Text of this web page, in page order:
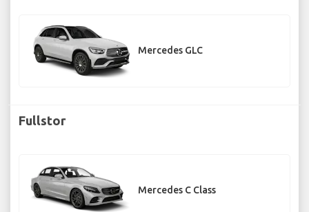
Mercedes GLC
Fullstor
Mercedes C Class